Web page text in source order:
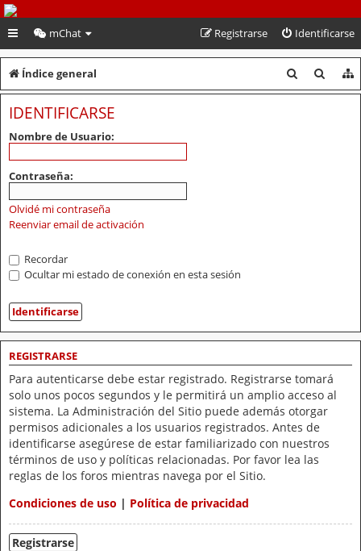
PeruVoley.com
mChat Identificarse
Registrarse
Índice general
u
u
IDENTIFICARSE
Nombre de Usuario:
Contraseña:
Olvidé mi contraseña
Reenviar email de activación
Recordar
Ocultar mi estado de conexión en esta sesión
REGISTRARSE
Para autenticarse debe estar registrado. Registrarse tomará
solo unos pocos segundos y le permitirá un amplio acceso al
sistema. La Administración del Sitio puede además otorgar
permisos adicionales a los usuarios registrados. Antes de
identificarse asegúrese de estar familiarizado con nuestros
términos de uso y políticas relacionadas. Por favor lea las
reglas de los foros mientras navega por el Sitio.
Condiciones de uso | Política de privacidad
Registrarse